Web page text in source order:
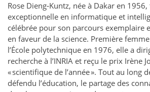
Rose Dieng‑Kuntz, née à Dakar en
exceptionnelle en informatique et
célébrée pour son parcours exemplaire
en faveur de la science. Première
l’École polytechnique en 1976, elle a
recherche à l’INRIA et reçu le prix Irène
« scientifique de l’année ». Tout au long
défendu l’éducation, le partage des